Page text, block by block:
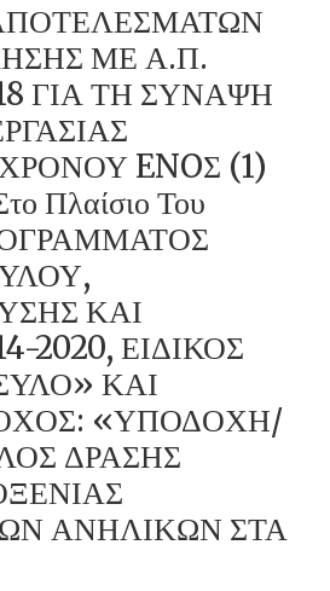
ΜΕ Α.Π.
ΓΙΑ ΤΗ ΣΥΝΑΨΗ
ENOΣ (1)
Πλαίσιο Του
ΚΑΙ
2020, ΕΙΔΙΚΟΣ
ΚΑΙ
«ΥΠΟΔΟΧΗ/
ΔΡΑΣΗΣ
ΑΝΗΛΙΚΩΝ ΣΤΑ